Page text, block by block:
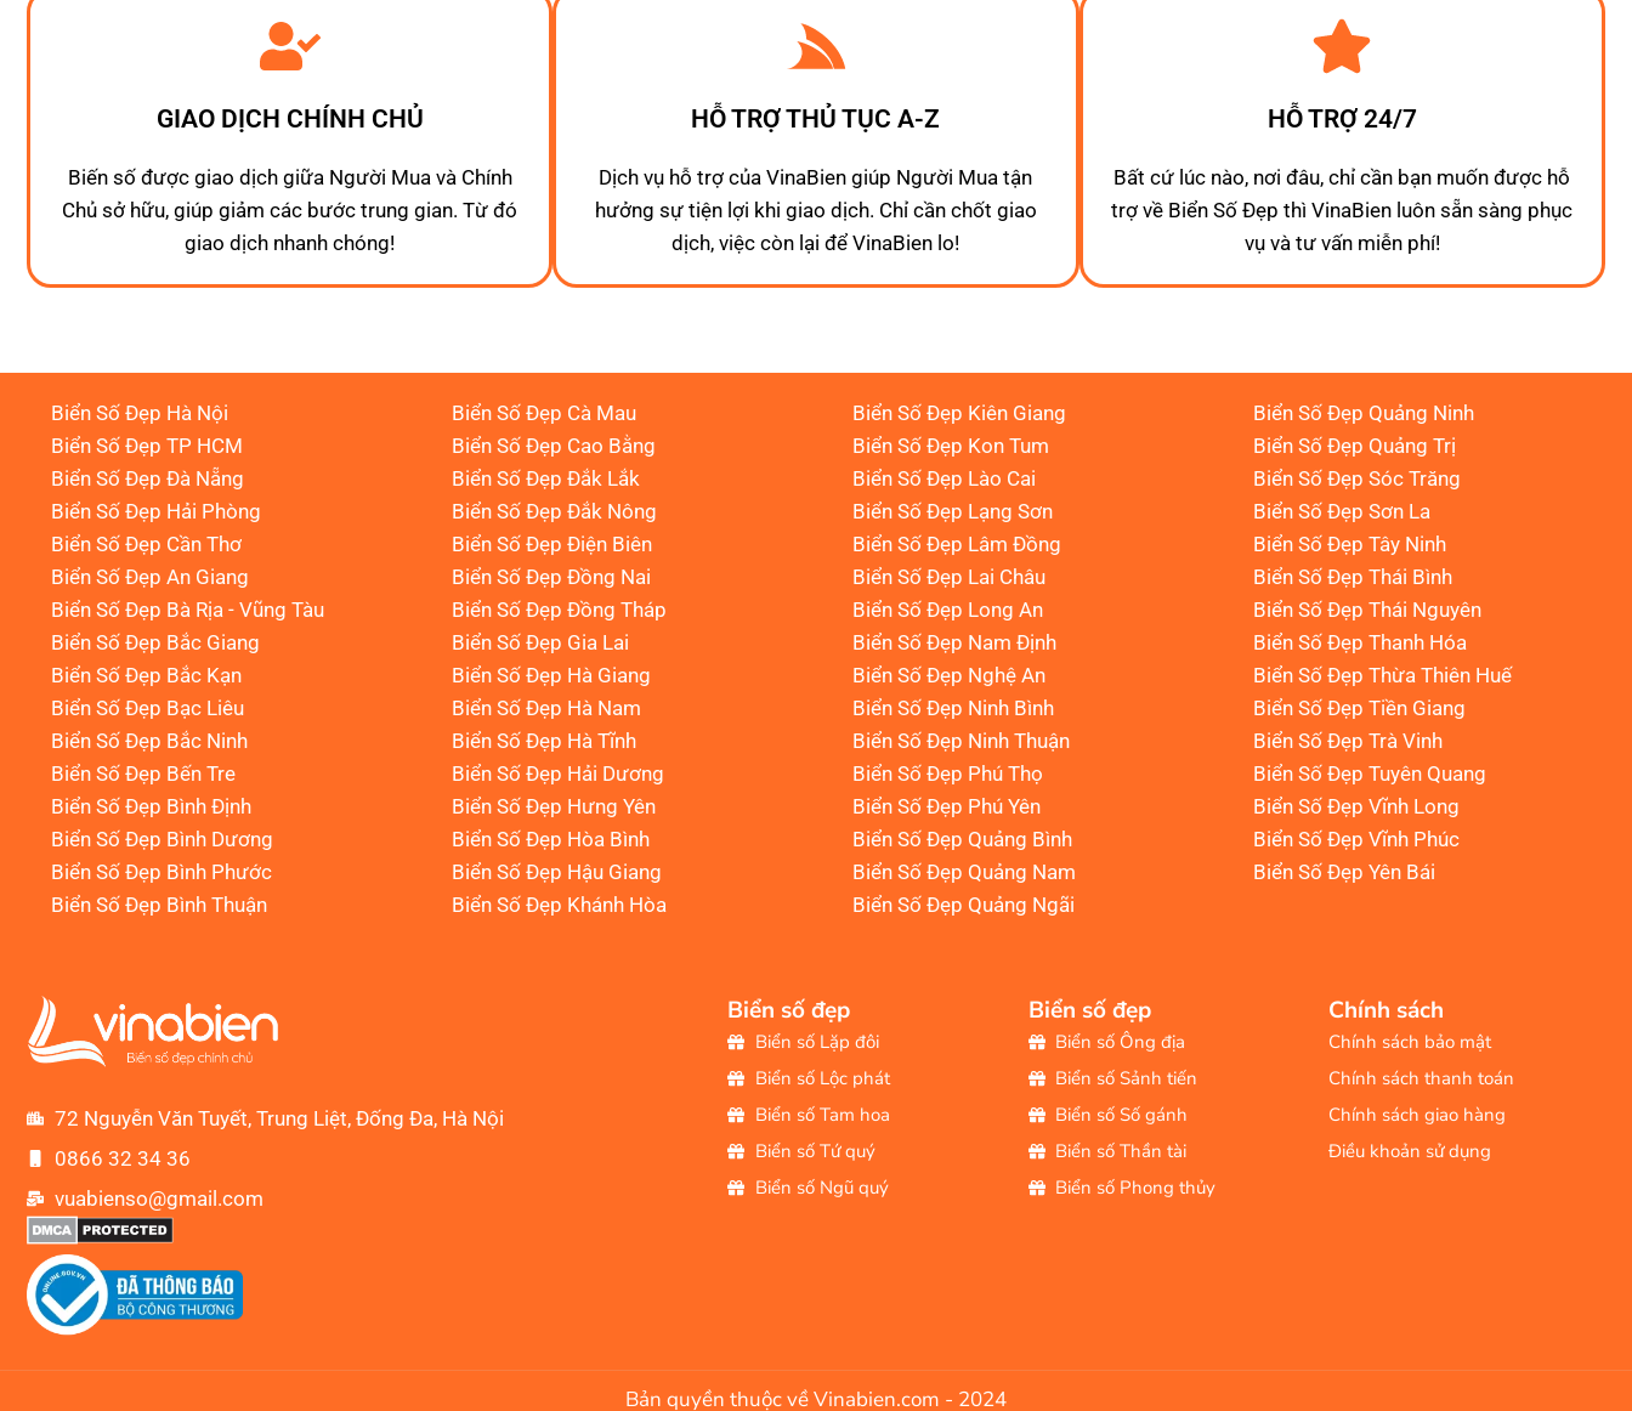
GIAO DỊCH CHÍNH CHỦ
Biến số được giao dịch giữa Người Mua và Chính
Chủ sở hữu, giúp giảm các bước trung gian. Từ đó
giao dịch nhanh chóng!
HỖ TRỢ THỦ TỤC A-Z
Dịch vụ hỗ trợ của VinaBien giúp Người Mua tận
hưởng sự tiện lợi khi giao dịch. Chỉ cần chốt giao
dịch, việc còn lại để VinaBien lo!
HỖ TRỢ 24/7
Bất cứ lúc nào, nơi đâu, chỉ cần bạn muốn được hỗ
trợ về Biển Số Đẹp thì VinaBien luôn sẵn sàng phục
vụ và tư vấn miễn phí!
Biển Số Đẹp Hà Nội
Biển Số Đẹp TP HCM
Biển Số Đẹp Đà Nẵng
Biển Số Đẹp Hải Phòng
Biển Số Đẹp Cần Thơ
Biển Số Đẹp An Giang
Biển Số Đẹp Bà Rịa - Vũng Tàu
Biển Số Đẹp Bắc Giang
Biển Số Đẹp Bắc Kạn
Biển Số Đẹp Bạc Liêu
Biển Số Đẹp Bắc Ninh
Biển Số Đẹp Bến Tre
Biển Số Đẹp Bình Định
Biển Số Đẹp Bình Dương
Biển Số Đẹp Bình Phước
Biển Số Đẹp Bình Thuận
Biển Số Đẹp Cà Mau
Biển Số Đẹp Cao Bằng
Biển Số Đẹp Đắk Lắk
Biển Số Đẹp Đắk Nông
Biển Số Đẹp Điện Biên
Biển Số Đẹp Đồng Nai
Biển Số Đẹp Đồng Tháp
Biển Số Đẹp Gia Lai
Biển Số Đẹp Hà Giang
Biển Số Đẹp Hà Nam
Biển Số Đẹp Hà Tĩnh
Biển Số Đẹp Hải Dương
Biển Số Đẹp Hưng Yên
Biển Số Đẹp Hòa Bình
Biển Số Đẹp Hậu Giang
Biển Số Đẹp Khánh Hòa
Biển Số Đẹp Kiên Giang
Biển Số Đẹp Kon Tum
Biển Số Đẹp Lào Cai
Biển Số Đẹp Lạng Sơn
Biển Số Đẹp Lâm Đồng
Biển Số Đẹp Lai Châu
Biển Số Đẹp Long An
Biển Số Đẹp Nam Định
Biển Số Đẹp Nghệ An
Biển Số Đẹp Ninh Bình
Biển Số Đẹp Ninh Thuận
Biển Số Đẹp Phú Thọ
Biển Số Đẹp Phú Yên
Biển Số Đẹp Quảng Bình
Biển Số Đẹp Quảng Nam
Biển Số Đẹp Quảng Ngãi
Biển Số Đẹp Quảng Ninh
Biển Số Đẹp Quảng Trị
Biển Số Đẹp Sóc Trăng
Biển Số Đẹp Sơn La
Biển Số Đẹp Tây Ninh
Biển Số Đẹp Thái Bình
Biển Số Đẹp Thái Nguyên
Biển Số Đẹp Thanh Hóa
Biển Số Đẹp Thừa Thiên Huế
Biển Số Đẹp Tiền Giang
Biển Số Đẹp Trà Vinh
Biển Số Đẹp Tuyên Quang
Biển Số Đẹp Vĩnh Long
Biển Số Đẹp Vĩnh Phúc
Biển Số Đẹp Yên Bái
72 Nguyễn Văn Tuyết, Trung Liệt, Đống Đa, Hà Nội
0866 32 34 36
vuabienso@gmail.com
Biển số đẹp
Biển số Lặp đôi
Biển số Lộc phát
Biển số Tam hoa
Biển số Tứ quý
Biển số Ngũ quý
Biển số đẹp
Biển số Ông địa
Biển số Sảnh tiến
Biển số Số gánh
Biển số Thần tài
Biển số Phong thủy
Chính sách
Chính sách bảo mật
Chính sách thanh toán
Chính sách giao hàng
Điều khoản sử dụng
Bản quyền thuộc về Vinabien.com - 2024